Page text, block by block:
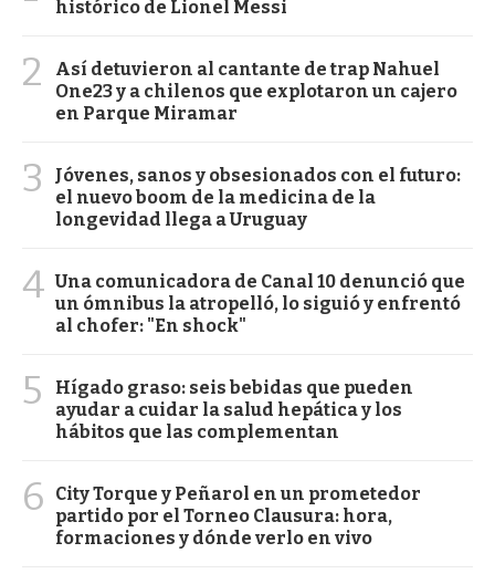
histórico de Lionel Messi
2
Así detuvieron al cantante de trap Nahuel
One23 y a chilenos que explotaron un cajero
en Parque Miramar
3
Jóvenes, sanos y obsesionados con el futuro:
el nuevo boom de la medicina de la
longevidad llega a Uruguay
4 Una comunicadora de Canal 10 denunció que
un ómnibus la atropelló, lo siguió y enfrentó
al chofer: "En shock"
5
Hígado graso: seis bebidas que pueden
ayudar a cuidar la salud hepática y los
hábitos que las complementan
6
City Torque y Peñarol en un prometedor
partido por el Torneo Clausura: hora,
formaciones y dónde verlo en vivo